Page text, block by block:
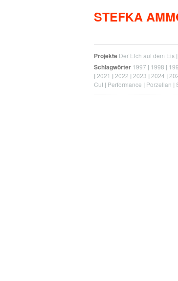
STEFKA
Projekte Der Elch auf dem Eis
Schlagwörter 1997 1998
2021
2022 2023 2024
Cut Performance Porzellan